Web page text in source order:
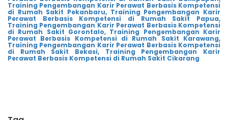
Training Pengembangan Karir Perawat Berbasis Kompetensi
di Rumah Sakit Pekanbaru, Training Pengembangan Karir
Perawat Berbasis Kompetensi di Rumah Sakit Papua,
Training Pengembangan Karir Perawat Berbasis Kompetensi
di Rumah Sakit Gorontalo, Training Pengembangan Karir
Perawat Berbasis Kompetensi di Rumah Sakit Karawang,
Training Pengembangan Karir Perawat Berbasis Kompetensi
di Rumah Sakit Bekasi, Training Pengembangan Karir
Perawat Berbasis Kompetensi di Rumah Sakit Cikarang